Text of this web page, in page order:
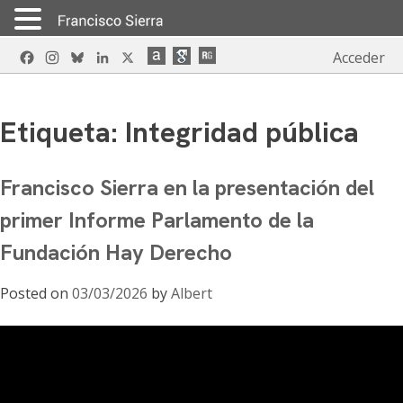
Skip
to
FacebookInstagram
BlueskyLinkedIn Acceder
Etiqueta: Integridad pública
Francisco Sierra en la presentación del
primer Informe Parlamento de la
Fundación Hay Derecho
Posted on 03/03/2026 byAlbert